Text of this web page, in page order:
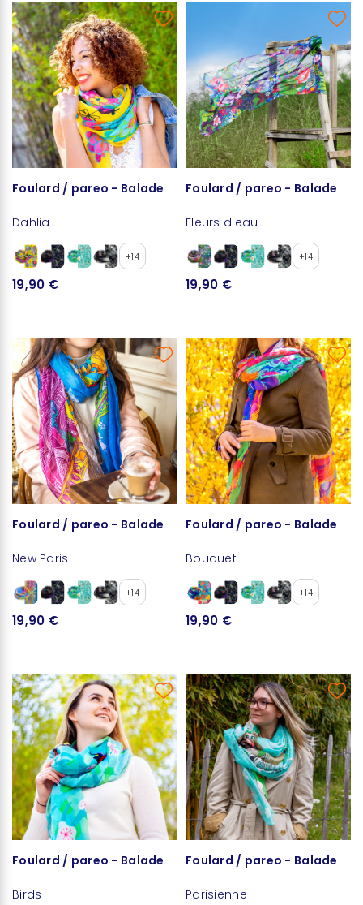
Foulard / pareo - Balade
Dahlia
+14
19,90 €
Foulard / pareo - Balade
Fleurs d'eau
+14
19,90 €
Foulard / pareo - Balade
New Paris
+14
19,90 €
Foulard / pareo - Balade
Bouquet
+14
19,90 €
Foulard / pareo - Balade
Birds
Foulard / pareo - Balade
Parisienne